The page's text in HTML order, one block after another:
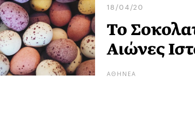
18/04/20
Το
Αιώνες
ΑΘΗΝΕΑ